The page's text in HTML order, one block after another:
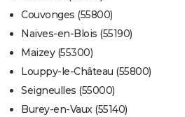
Couvonges (55800)
Naives-en-Blois (55190)
Maizey (55300)
Louppy-le-Château (55800)
Seigneulles (55000)
Burey-en-Vaux (55140)